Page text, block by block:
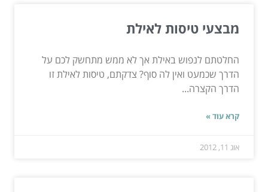
מבצעי טיסות לאילת
החלטתם לנפוש באילת אך לא ממש מתחשק לכם על
הדרך שכמעט ואין לה סוף? צדקתם, טיסות לאילת זו
הדרך הקצרה...
קרא עוד »
אוג 11, 2012